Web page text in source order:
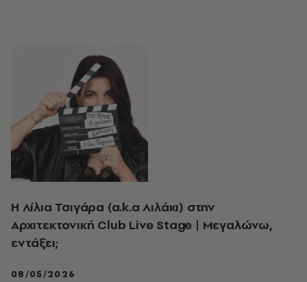
H Λίλια Τσιγάρα (a.k.a Λιλάκι) στην
Αρχιτεκτονική Club Live Stage | Μεγαλώνω,
εντάξει;
08/05/2026